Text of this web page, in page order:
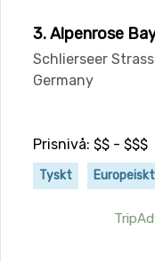
3. Alpenrose
Schlierseer
Germany
Prisnivå: $$ - $$$
Tyskt Europeiskt